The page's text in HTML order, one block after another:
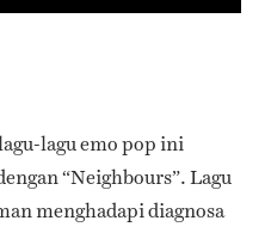
lagu emopop ini
“Neighbours”. Lagu
menghadapi diagnosa